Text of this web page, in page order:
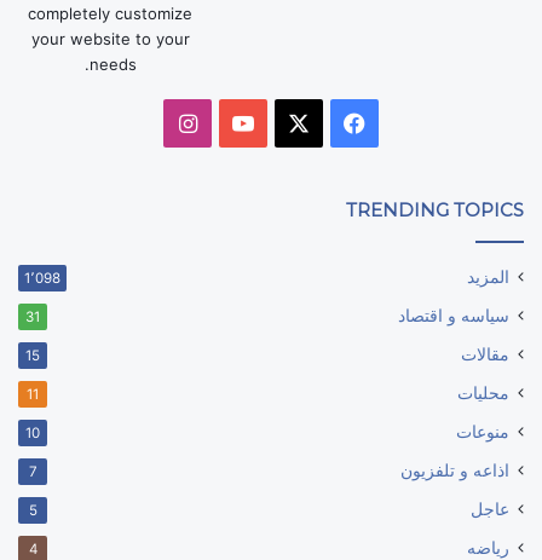
completely customize
your website to your
needs.
فيسبوك ‫YouTubeانستقرام
TRENDING TOPICS
المزيد 1٬098
سياسه و اقتصاد 31
مقالات 15
محليات 11
منوعات 10
اذاعه و تلفزيون 7
عاجل 5
رياضه 4